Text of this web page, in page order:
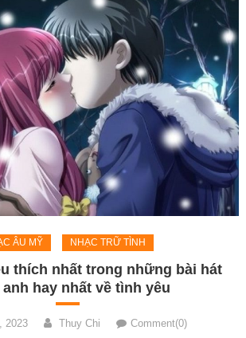
ÂU MỸ NHẠC TRỮ TÌNH
thích nhất trong những bài hát
hay nhất về tình yêu
2023 Thuy Chi Comment(0)